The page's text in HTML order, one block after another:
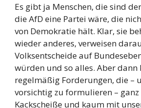
Es gibt ja Menschen, die sind
die AfD eine Partei wäre, die
von Demokratie hält. Klar, sie
wieder anderes, verweisen
Volksentscheide auf
würden und so alles. Aber dann
regelmäßig Forderungen, die –
vorsichtig zu formulieren –
Kackscheiße und kaum mit